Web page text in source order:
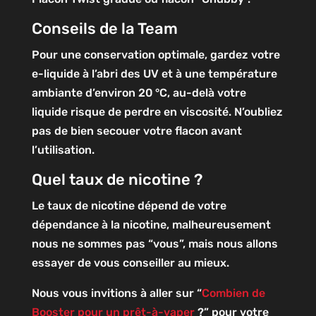
Conseils de la Team
Pour une conservation optimale, gardez votre
e-liquide à l’abri des UV et à une température
ambiante d’environ 20 °C, au-delà votre
liquide risque de perdre en viscosité. N’oubliez
pas de bien secouer votre flacon avant
l’utilisation.
Quel taux de nicotine ?
Le taux de nicotine dépend de votre
dépendance à la nicotine, malheureusement
nous ne sommes pas “vous”, mais nous allons
essayer de vous conseiller au mieux.
Nous vous invitions à aller sur “Combien de
Booster pour un prêt-à-vaper?” pour votre